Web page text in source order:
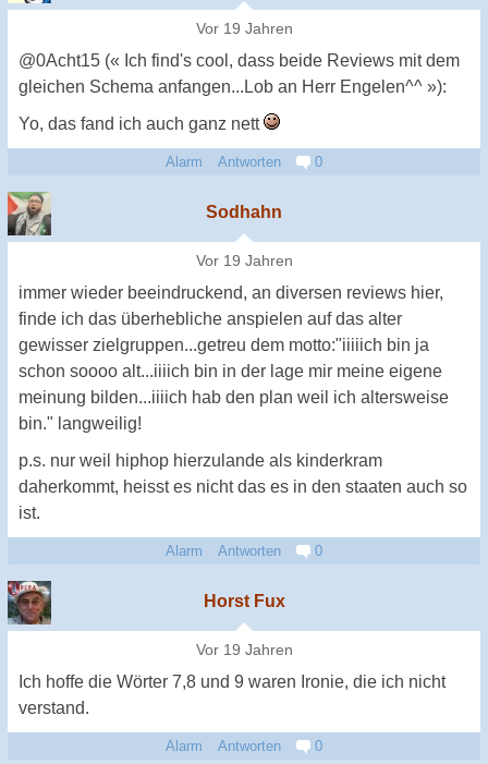
Vor 19 Jahren
@0Acht15 (« Ich find's cool, dass beide Reviews mit dem
gleichen Schema anfangen...Lob an Herr Engelen^^ »):
Yo, das fand ich auch ganz nett
Alarm Antworten 0
Sodhahn
Vor 19 Jahren
immer wieder beeindruckend, an diversen reviews hier,
finde ich das überhebliche anspielen auf das alter
gewisser zielgruppen...getreu dem motto:"iiiiich bin ja
schon soooo alt...iiiich bin in der lage mir meine eigene
meinung bilden...iiiich hab den plan weil ich altersweise
bin." langweilig!
p.s. nur weil hiphop hierzulande als kinderkram
daherkommt, heisst es nicht das es in den staaten auch so
ist.
Alarm Antworten 0
Horst Fux
Vor 19 Jahren
Ich hoffe die Wörter 7,8 und 9 waren Ironie, die ich nicht
verstand.
Alarm Antworten 0